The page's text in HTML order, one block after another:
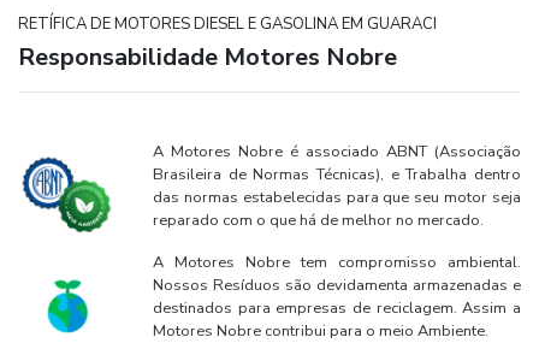
RETÍFICA DE MOTORES DIESEL E GASOLINA EM GUARACI
Responsabilidade Motores Nobre
A Motores Nobre é associado ABNT (Associação
Brasileira de Normas Técnicas), e Trabalha dentro
das normas estabelecidas para que seu motor seja
reparado com o que há de melhor no mercado.
A Motores Nobre tem compromisso ambiental.
Nossos Resíduos são devidamenta armazenadas e
destinados para empresas de reciclagem. Assim a
Motores Nobre contribui para o meio Ambiente.